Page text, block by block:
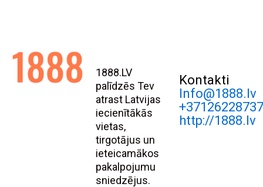
1888.LV
palīdzēs Tev
atrast Latvijas
iecienītākās
vietas,
tirgotājus un
ieteicamākos
pakalpojumu
sniedzējus.
Kontakti
Info@1888.lv
http://1888.lv